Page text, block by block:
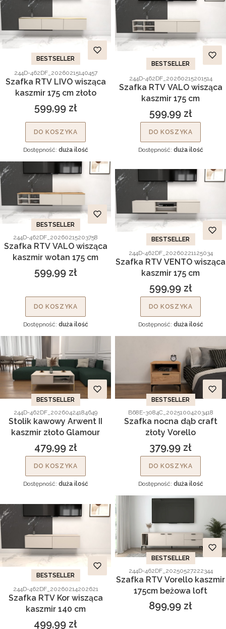
BESTSELLER
Kod produktu
244D-462DF_20260215140457
Szafka RTV LIVO wisząca
kaszmir 175 cm złoto
Cena
599,99 zł
DO KOSZYKA
Dostępność: duża ilość
BESTSELLER
Kod produktu
244D-462DF_20260215201514
Szafka RTV VALO wisząca
kaszmir 175 cm
Cena
599,99 zł
DO KOSZYKA
Dostępność: duża ilość
BESTSELLER
Kod produktu
244D-462DF_20260215203758
Szafka RTV VALO wisząca
kaszmir wotan 175 cm
Cena
599,99 zł
DO KOSZYKA
Dostępność: duża ilość
BESTSELLER
Kod produktu
244D-462DF_20260221125034
Szafka RTV VENTO wisząca
kaszmir 175 cm
Cena
599,99 zł
DO KOSZYKA
Dostępność: duża ilość
BESTSELLER
Kod produktu
244D-462DF_20260424184649
Stolik kawowy Arwent II
kaszmir złoto Glamour
Cena
479,99 zł
DO KOSZYKA
Dostępność: duża ilość
BESTSELLER
Kod produktu
B68E-3084C_20251004203418
Szafka nocna dąb craft
złoty Vorello
Cena
379,99 zł
DO KOSZYKA
Dostępność: duża ilość
BESTSELLER
Kod produktu
244D-462DF_20260214202621
Szafka RTV Kor wisząca
kaszmir 140 cm
499,99 zł
BESTSELLER
Kod produktu
244D-462DF_20250527222344
Szafka RTV Vorello kaszmir
175cm beżowa loft
Cena
899,99 zł